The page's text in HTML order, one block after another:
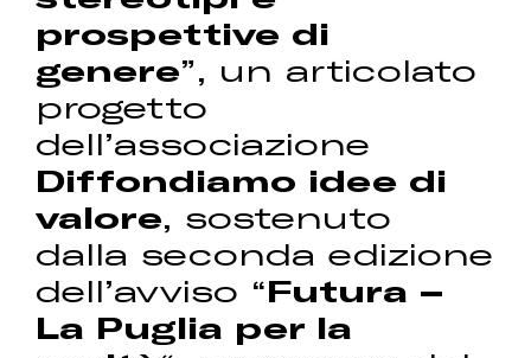
prospettive di
genere”, un articolato
progetto
dell’associazione
Diffondiamo idee di
valore, sostenuto
dalla seconda edizione
dell’avviso “Futura –
La Puglia per la